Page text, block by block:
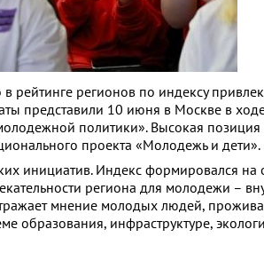
рейтинге регионов по индексу
представили 10 июня в Москве в
политики». Высокая позиция
проекта «Молодежь и дети».
инициатив. Индекс формировался на
региона для молодежи –
мнение молодых людей,
образования, инфраструктуре,